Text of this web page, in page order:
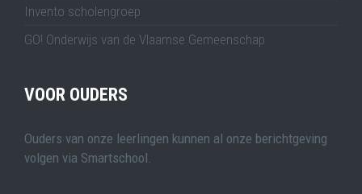
Invento scholengroep
GO! Onderwijs van de Vlaamse Gemeenschap
VOOR OUDERS
Ouders van onze leerlingen kunnen al onze berichtgeving
volgen via Smartschool.